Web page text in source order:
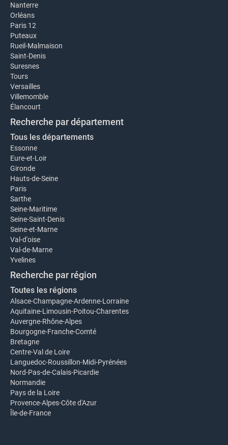
Nanterre
Orléans
Paris 12
Puteaux
Rueil-Malmaison
Saint-Denis
Suresnes
Tours
Versailles
Villemomble
Élancourt
Recherche par département
Tous les départements
Essonne
Eure-et-Loir
Gironde
Hauts-de-Seine
Paris
Sarthe
Seine-Maritime
Seine-Saint-Denis
Seine-et-Marne
Val-d'oise
Val-de-Marne
Yvelines
Recherche par région
Toutes les régions
Alsace-Champagne-Ardenne-Lorraine
Aquitaine-Limousin-Poitou-Charentes
Auvergne-Rhône-Alpes
Bourgogne-Franche-Comté
Bretagne
Centre-Val de Loire
Languedoc-Roussillon-Midi-Pyrénées
Nord-Pas-de-Calais-Picardie
Normandie
Pays de la Loire
Provence-Alpes-Côte d'Azur
Île-de-France